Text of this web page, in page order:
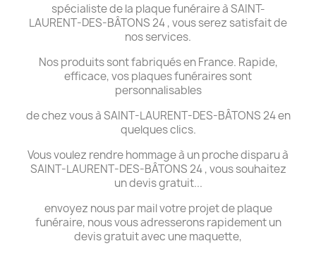
spécialiste de la plaque funéraire à SAINT-
LAURENT-DES-BÂTONS 24 , vous serez satisfait de
nos services.
Nos produits sont fabriqués en France. Rapide,
efficace, vos plaques funéraires sont
personnalisables
de chez vous à SAINT-LAURENT-DES-BÂTONS 24 en
quelques clics.
Vous voulez rendre hommage à un proche disparu à
SAINT-LAURENT-DES-BÂTONS 24 , vous souhaitez
un devis gratuit...
envoyez nous par mail votre projet de plaque
funéraire, nous vous adresserons rapidement un
devis gratuit avec une maquette,